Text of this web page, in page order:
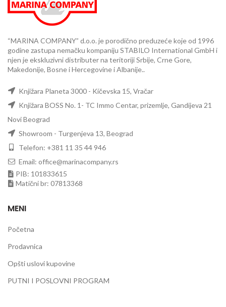
“MARINA COMPANY” d.o.o. je porodično preduzeće koje od 1996
godine zastupa nemačku kompaniju STABILO International GmbH i
njen je ekskluzivni distributer na teritoriji Srbije, Crne Gore,
Makedonije, Bosne i Hercegovine i Albanije..
Knjižara Planeta 3000 - Kičevska 15, Vračar
Knjižara BOSS No. 1- TC Immo Centar, prizemlje, Gandijeva 21
Novi Beograd
Showroom - Turgenjeva 13, Beograd
Telefon: +381 11 35 44 946
Email: office@marinacompany.rs
PIB: 101833615
Matični br: 07813368
MENI
Početna
Prodavnica
Opšti uslovi kupovine
PUTNI I POSLOVNI PROGRAM